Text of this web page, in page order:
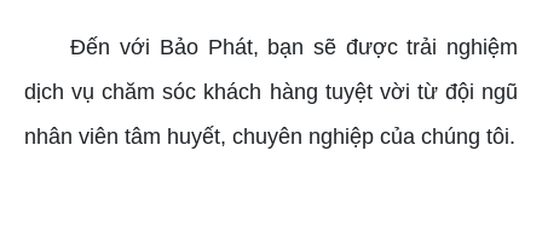
Đến với Bảo Phát, bạn sẽ được trải nghiệm
dịch vụ chăm sóc khách hàng tuyệt vời từ đội ngũ
nhân viên tâm huyết, chuyên nghiệp của chúng tôi.